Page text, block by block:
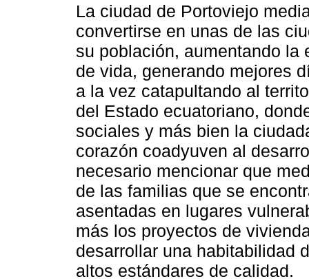
La ciudad de Portoviejo
convertirse en unas de las
su población, aumentando la
de vida, generando mejores
a la vez catapultando al
del Estado ecuatoriano,
sociales y más bien la
corazón coadyuven al
necesario mencionar que
de las familias que se
asentadas en lugares
más los proyectos de
desarrollar una habitabilidad
altos estándares de calidad.